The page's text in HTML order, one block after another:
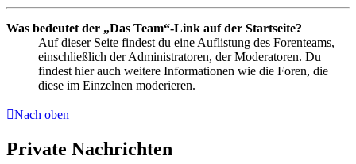
Was bedeutet der „Das Team“-Link auf der Startseite?
Auf dieser Seite findest du eine Auflistung des Forenteams,
einschließlich der Administratoren, der Moderatoren. Du
findest hier auch weitere Informationen wie die Foren, die
diese im Einzelnen moderieren.
Nach oben
Private Nachrichten